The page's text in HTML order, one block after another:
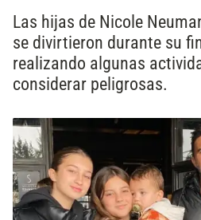
Las hijas de Nicole
se divirtieron durante su
realizando algunas
considerar peligrosas.